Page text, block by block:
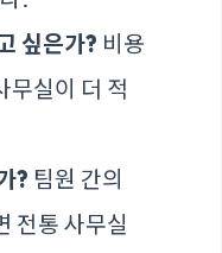
싶은가? 비용
무실이 더 적
? 팀원 간의
전통 사무실